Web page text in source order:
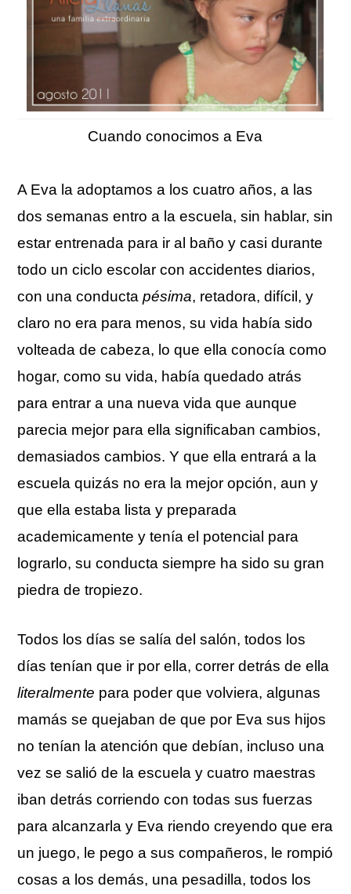
Cuando conocimos a Eva
A Eva la adoptamos a los cuatro años, a las
dos semanas entro a la escuela, sin hablar, sin
estar entrenada para ir al baño y casi durante
todo un ciclo escolar con accidentes diarios,
con una conductapésima, retadora, difícil, y
claro no era para menos, su vida había sido
volteada de cabeza, lo que ella conocía como
hogar, como su vida, había quedado atrás
para entrar a una nueva vida que aunque
parecia mejor para ella significaban cambios,
demasiados cambios. Y que ella entrará a la
escuela quizás no era la mejor opción, aun y
que ella estaba lista y preparada
academicamente y tenía el potencial para
lograrlo, su conducta siempre ha sido su gran
piedra de tropiezo.
Todos los días se salía del salón, todos los
días tenían que ir por ella, correr detrás de ella
literalmente para poder que volviera, algunas
mamás se quejaban de que por Eva sus hijos
no tenían la atención que debían, incluso una
vez se salió de la escuela y cuatro maestras
iban detrás corriendo con todas sus fuerzas
para alcanzarla y Eva riendo creyendo que era
un juego, le pego a sus compañeros, le rompió
cosas a los demás, una pesadilla, todos los